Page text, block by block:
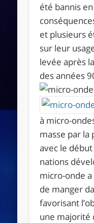
été bannis
et plusieurs
sur leur
levée après
des années
à micro-
masse par la
avec le début
nations
micro-onde
de manger
favorisant
une majorité